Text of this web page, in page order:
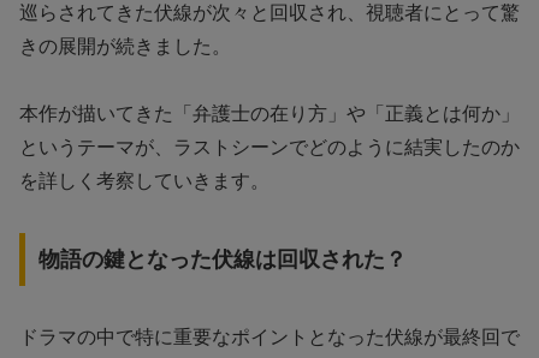
巡らされてきた伏線が次々と回収され、視聴者にとって驚
きの展開が続きました。
本作が描いてきた「弁護士の在り方」や「正義とは何か」
というテーマが、ラストシーンでどのように結実したのか
を詳しく考察していきます。
物語の鍵となった伏線は回収された？
ドラマの中で特に重要なポイントとなった伏線が最終回で